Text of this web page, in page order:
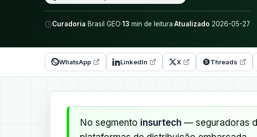
Curadoria Brasil GEO·13 min de leitura·Atualizado 2026-05-27
WhatsApp LinkedIn X Threads
No segmento insurtech — seguradoras